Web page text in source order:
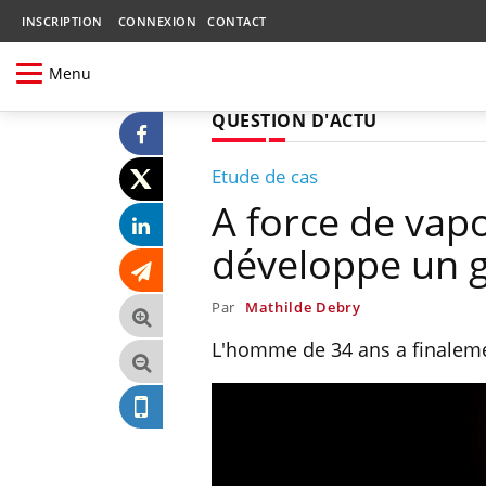
INSCRIPTION CONNEXION CONTACT
Menu
QUESTION D'ACTU
Etude de cas
A force de
développe un
Par Mathilde Debry
L'homme de 34 ans a